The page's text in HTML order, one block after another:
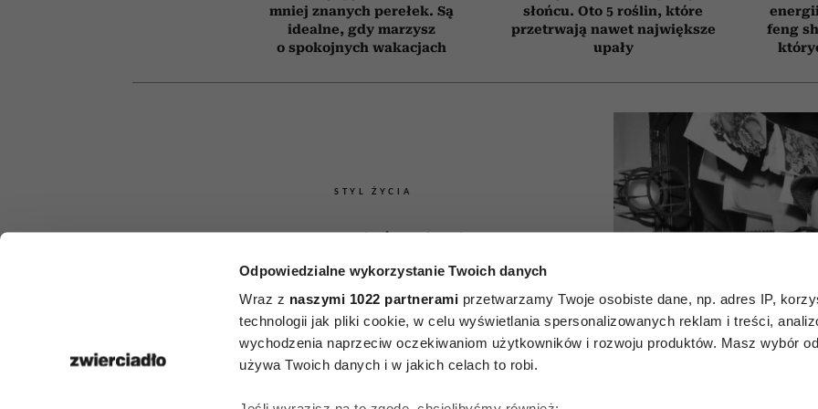
Odpowiedzialne wykorzystanie Twoich danych
Wraz z naszymi 1022 partnerami przetwarzamy Twoje osobiste dane, np. adres IP,
technologii jak pliki cookie, w celu wyświetlania spersonalizowanych reklam i treści,
wychodzenia naprzeciw oczekiwaniom użytkowników i rozwoju produktów. Masz wybór
używa Twoich danych i w jakich celach to robi.
mniej znanych perełek. Są
idealne, gdy marzysz
o spokojnych wakacjach
słońcu. Oto 5 roślin, które
przetrwają nawet największe
upały
feng
STYL ŻYCIA
6 nawyków ludzi
inteligentnych, którzy
umieją porozmawiać
na każdy temat. Jak